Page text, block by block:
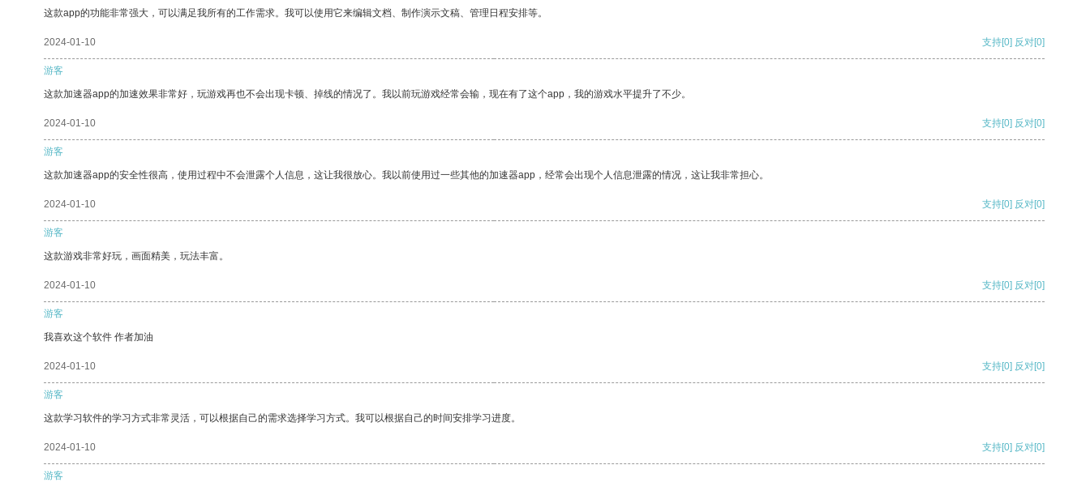
这款app的功能非常强大，可以满足我所有的工作需求。我可以使用它来编辑文档、制作演示文稿、管理日程安排等。
2024-01-10 支持[0] 反对[0]
游客
这款加速器app的加速效果非常好，玩游戏再也不会出现卡顿、掉线的情况了。我以前玩游戏经常会输，现在有了这个app，我的游戏水平提升了不少。
2024-01-10 支持[0] 反对[0]
游客
这款加速器app的安全性很高，使用过程中不会泄露个人信息，这让我很放心。我以前使用过一些其他的加速器app，经常会出现个人信息泄露的情况，这让我非常担心。
2024-01-10 支持[0] 反对[0]
游客
这款游戏非常好玩，画面精美，玩法丰富。
2024-01-10 支持[0] 反对[0]
游客
我喜欢这个软件 作者加油
2024-01-10 支持[0] 反对[0]
游客
这款学习软件的学习方式非常灵活，可以根据自己的需求选择学习方式。我可以根据自己的时间安排学习进度。
2024-01-10 支持[0] 反对[0]
游客